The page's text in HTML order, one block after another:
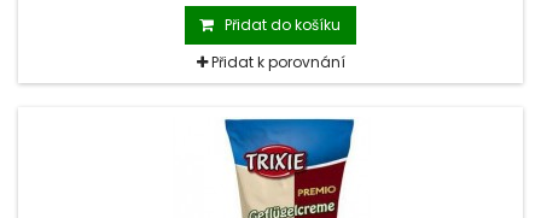
Přidat do košíku
Přidat k porovnání